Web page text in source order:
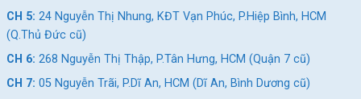
CH 5: 24 Nguyễn Thị Nhung, KĐT Vạn Phúc, P.Hiệp Bình, HCM
(Q.Thủ Đức cũ)
CH 6: 268 Nguyễn Thị Thập, P.Tân Hưng, HCM (Quận 7 cũ)
CH 7: 05 Nguyễn Trãi, P.Dĩ An, HCM (Dĩ An, Bình Dương cũ)